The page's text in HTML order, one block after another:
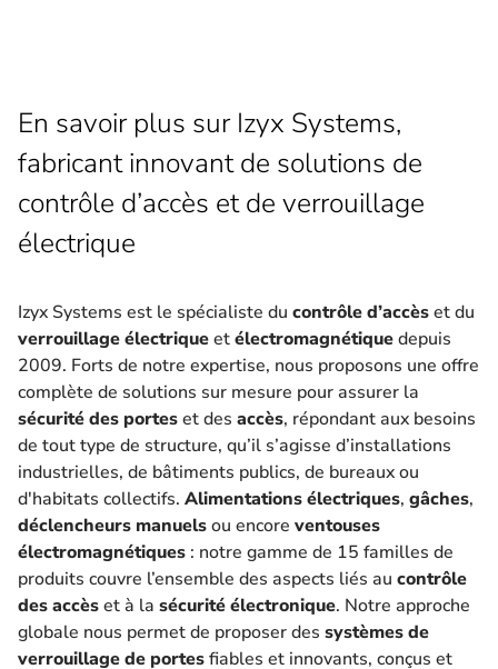
En savoir plus sur Izyx Systems,
fabricant innovant de solutions de
contrôle d’accès et de verrouillage
électrique
Izyx Systems est le spécialiste du contrôle d’accèset du
verrouillage électriqueetélectromagnétiquedepuis
2009. Forts de notre expertise, nous proposons une offre
complète de solutions sur mesure pour assurer la
sécurité des porteset des accès, répondant aux besoins
de tout type de structure, qu’il s’agisse d’installations
industrielles, de bâtiments publics, de bureaux ou
d'habitats collectifs. Alimentations électriques, gâches,
déclencheurs manuelsou encore ventouses
électromagnétiques : notre gamme de 15 familles de
produits couvre l’ensemble des aspects liés au contrôle
des accèset à la sécurité électronique. Notre approche
globale nous permet de proposer des systèmes de
verrouillage de portesfiables et innovants, conçus et